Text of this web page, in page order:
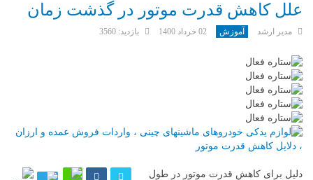
علل کاهش قدرت موتور در گذشت زمان
مدیر ارشد آموزش 02 خرداد 1400 بازدید: 3560
امتیاز
کاربران
دلیل برای کاهش قدرت موتور در طول